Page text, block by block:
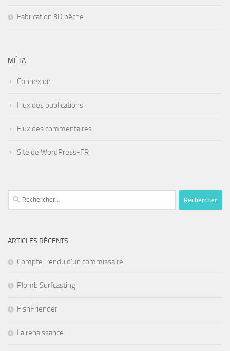
Fabrication 3D pêche
MÉTA
Connexion
Flux des publications
Flux des commentaires
Site de WordPress-FR
Rechercher :
ARTICLES RÉCENTS
Compte-rendu d’un commissaire
Plomb Surfcasting
FishFriender
La renaissance